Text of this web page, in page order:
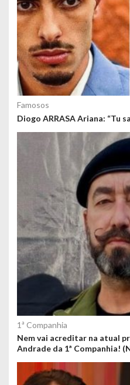
Famosos
Diogo ARRASA Ariana: “Tu
1ª Companhia
Nem vai acreditar na atual
Andrade da 1ª Companhia!